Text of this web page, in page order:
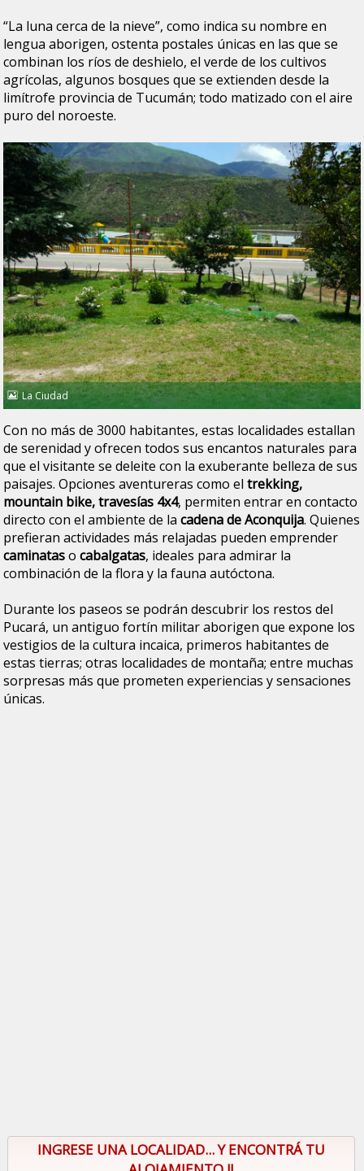
“La luna cerca de la nieve”, como indica su nombre en
lengua aborigen, ostenta postales únicas en las que se
combinan los ríos de deshielo, el verde de los cultivos
agrícolas, algunos bosques que se extienden desde la
limítrofe provincia de Tucumán; todo matizado con el aire
puro del noroeste.
La Ciudad
Con no más de 3000 habitantes, estas localidades estallan
de serenidad y ofrecen todos sus encantos naturales para
que el visitante se deleite con la exuberante belleza de sus
paisajes. Opciones aventureras como eltrekking,
mountain bike, travesías 4x4, permiten entrar en contacto
directo con el ambiente de lacadena de Aconquija. Quienes
prefieran actividades más relajadas pueden emprender
caminatasocabalgatas, ideales para admirar la
combinación de la flora y la fauna autóctona.
Durante los paseos se podrán descubrir los restos del
Pucará, un antiguo fortín militar aborigen que expone los
vestigios de la cultura incaica, primeros habitantes de
estas tierras; otras localidades de montaña; entre muchas
sorpresas más que prometen experiencias y sensaciones
únicas.
INGRESE UNA LOCALIDAD... Y ENCONTRÁ TU